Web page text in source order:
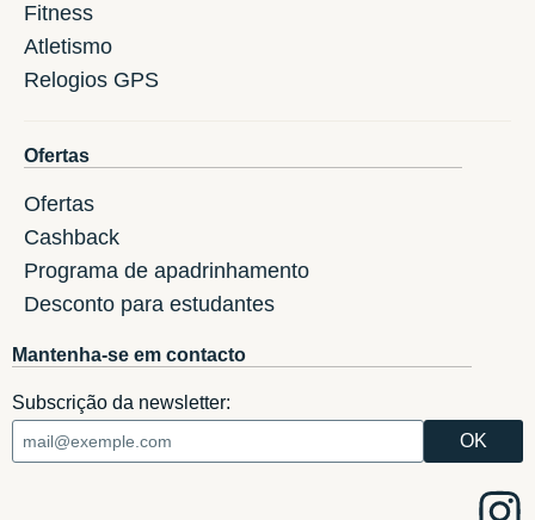
Fitness
Atletismo
Relogios GPS
Ofertas
Ofertas
Cashback
Programa de apadrinhamento
Desconto para estudantes
Mantenha-se em contacto
Subscrição da newsletter: